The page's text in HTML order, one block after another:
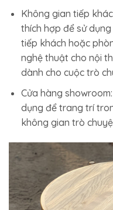
Không gian tiếp
thích hợp để sử
tiếp khách hoặc
nghệ thuật cho nội
dành cho cuộc trò
Cửa hàng
dụng để trang trí
không gian trò